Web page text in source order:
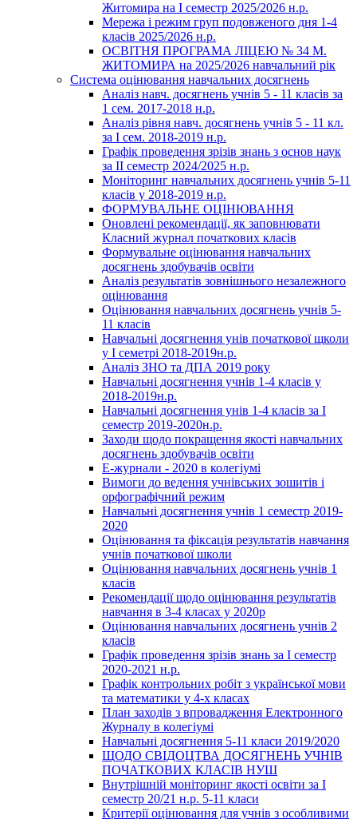
Житомира на І семестр 2025/2026 н.р.
Мережа і режим груп подовженого дня 1-4
класів 2025/2026 н.р.
ОСВІТНЯ ПРОГРАМА ЛІЦЕЮ № 34 М.
ЖИТОМИРА на 2025/2026 навчальний рік
Система оцінювання навчальних досягнень
Аналіз навч. досягнень учнів 5 - 11 класів за
1 сем. 2017-2018 н.р.
Аналіз рівня навч. досягнень учнів 5 - 11 кл.
за І сем. 2018-2019 н.р.
Графік проведення зрізів знань з основ наук
за ІІ семестр 2024/2025 н.р.
Моніторинг навчальних досягнень учнів 5-11
класів у 2018-2019 н.р.
ФОРМУВАЛЬНЕ ОЦІНЮВАННЯ
Оновлені рекомендації, як заповнювати
Класний журнал початкових класів
Формувальне оцінювання навчальних
досягнень здобувачів освіти
Аналіз результатів зовнішнього незалежного
оцінювання
Оцінювання навчальних досягнень учнів 5-
11 класів
Навчальні досягнення унів початкової щколи
у І семетрі 2018-2019н.р.
Аналіз ЗНО та ДПА 2019 року
Навчальні досягнення учнів 1-4 класів у
2018-2019н.р.
Навчальні досягнення унів 1-4 класів за І
семестр 2019-2020н.р.
Заходи щодо покращення якості навчальних
досягнень здобувачів освіти
Е-журнали - 2020 в колегіумі
Вимоги до ведення учнівських зошитів і
орфографічний режим
Навчальні досягнення учнів 1 семестр 2019-
2020
Оцінювання та фіксація результатів навчання
учнів початкової школи
Оцінювання навчальних досягнень учнів 1
класів
Рекомендації щодо оцінювання результатів
навчання в 3-4 класах у 2020р
Оцінювання навчальних досягнень учнів 2
класів
Графік проведення зрізів знань за І семестр
2020-2021 н.р.
Графік контрольних робіт з української мови
та математики у 4-х класах
План заходів з впровадження Електронного
Журналу в колегіумі
Навчальні досягнення 5-11 класи 2019/2020
ЩОДО СВІДОЦТВА ДОСЯГНЕНЬ УЧНІВ
ПОЧАТКОВИХ КЛАСІВ НУШ
Внутрішній моніторинг якості освіти за І
семестр 20/21 н.р. 5-11 класи
Критерії оцінювання для учнів з особливими